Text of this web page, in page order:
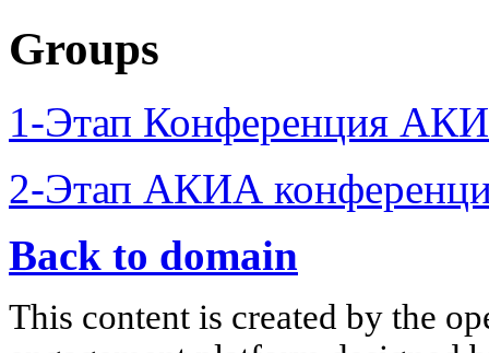
Groups
1-Этап Конференция
2-Этап АКИА
Back to domain
This content is created by the